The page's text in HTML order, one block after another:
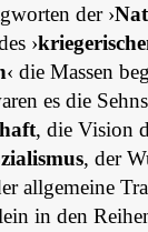
der ›
›
‹ die Massen
es die
, die Vision
, der
allgemeine
in den